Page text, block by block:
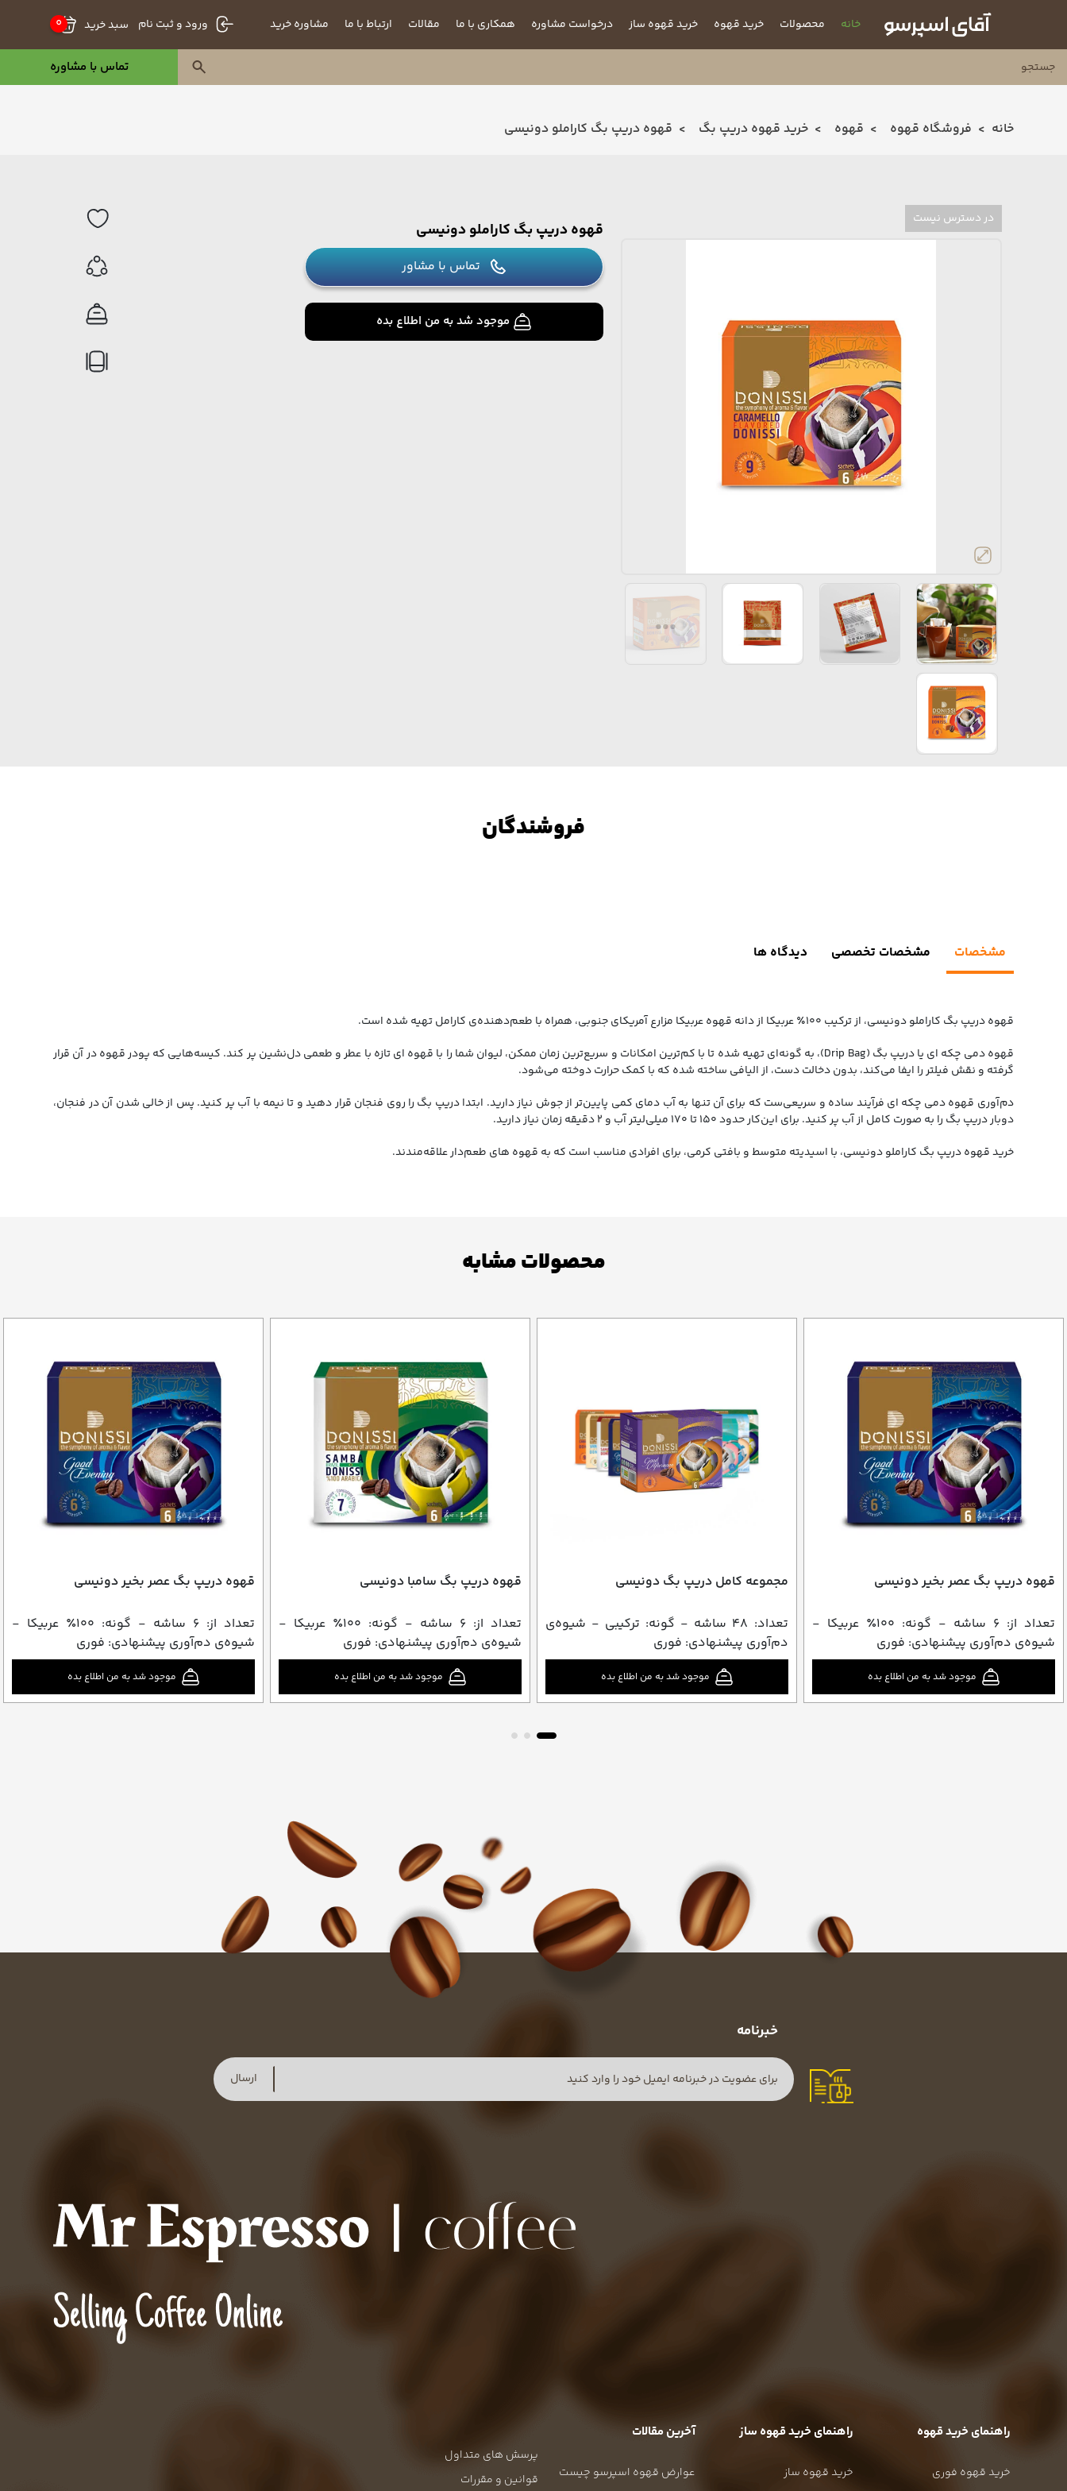
خانه محصولات خرید قهوه خرید قهوه ساز درخواست مشاوره همکاری با ما مقالات ارتباط با ما مشاوره خرید ورود و ثبت نام 0 سبد خرید
تماس با مشاوره
خانه فروشگاه قهوه قهوه خرید قهوه دریپ بگ قهوه دریپ بگ کاراملو دونیسی
در دسترس نیست
قهوه دریپ بگ کاراملو دونیسی
تماس با مشاور
موجود شد به من اطلاع بده
فروشندگان
مشخصات مشخصات تخصصی دیدگاه ها
قهوه دریپ بگ کاراملو دونیسی، از ترکیب ۱۰۰٪ عربیکا از دانه قهوه عربیکا مزارع آمریکای جنوبی، همراه با طعم‌دهنده‌ی کارامل تهیه شده است.
قهوه دمی چکه ای یا دریپ بگ (Drip Bag)، به گونه‌ای تهیه شده تا با کم‌ترین امکانات و سریع‌ترین زمان ممکن، لیوان شما را با قهوه ای تازه با عطر و طعمی دل‌نشین پر کند. کیسه‌هایی که پودر قهوه در آن قرار
گرفته و نقش فیلتر را ایفا می‌کند، بدون دخالت دست، از الیافی ساخته شده که با کمک حرارت دوخته می‌شود.
دم‌آوری قهوه دمی چکه ای فرآیند ساده و سریعی‌ست که برای آن تنها به آب دمای کمی پایین‌تر از جوش نیاز دارید. ابتدا دریپ بگ را روی فنجان قرار دهید و تا نیمه با آب پر کنید. پس از خالی شدن آن در فنجان،
دوبار دریپ بگ را به صورت کامل از آب پر کنید. برای این‌کار حدود ۱۵۰ تا ۱۷۰ میلی‌لیتر آب و ۲ دقیقه زمان نیاز دارید.
خرید قهوه دریپ بگ کاراملو دونیسی، با اسیدیته متوسط و بافتی کرمی، برای افرادی مناسب است که به قهوه های طعم‌دار علاقه‌مندند.
محصولات مشابه
قهوه دریپ بگ عصر بخیر دونیسی
تعداد از: ۶ ساشه - گونه: ۱۰0٪ عربیکا -
شیوه‌ی دم‌آوری پیشنهادی: فوری
موجود شد به من اطلاع بده
مجموعه کامل دریپ بگ دونیسی
تعداد: ۴۸ ساشه - گونه: ترکیبی - شیوه‌ی
دم‌آوری پیشنهادی: فوری
موجود شد به من اطلاع بده
قهوه دریپ بگ سامبا دونیسی
تعداد از: ۶ ساشه - گونه: ۱۰0٪ عربیکا -
شیوه‌ی دم‌آوری پیشنهادی: فوری
موجود شد به من اطلاع بده
قهوه دریپ بگ عصر بخیر دونیسی
تعداد از: ۶ ساشه - گونه: ۱۰0٪ عربیکا -
شیوه‌ی دم‌آوری پیشنهادی: فوری
موجود شد به من اطلاع بده
خبرنامه
ارسال
راهنمای خرید قهوه
خرید قهوه فوری
راهنمای خرید قهوه ساز
خرید قهوه ساز
آخرین مقالات
عوارض قهوه اسپرسو چیست
پرسش های متداول
قوانین و مقررات